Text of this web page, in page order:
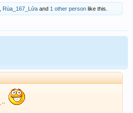
Rùa_167_Lửa and 1 other person like this.